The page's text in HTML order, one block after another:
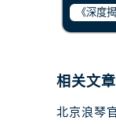
相关文章